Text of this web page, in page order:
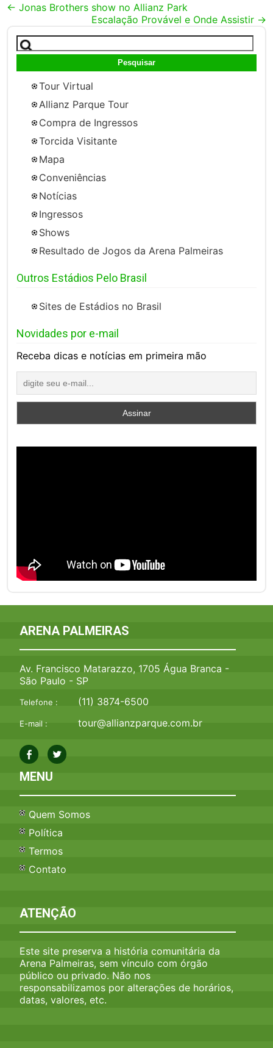
Post
← Jonas Brothers show no Allianz Park
Escalação Provável e Onde Assistir →
Pesquisar
por:
Tour Virtual
Allianz Parque Tour
Compra de Ingressos
Torcida Visitante
Mapa
Conveniências
Notícias
Ingressos
Shows
Resultado de Jogos da Arena Palmeiras
Outros Estádios Pelo Brasil
Sites de Estádios no Brasil
Novidades por e-mail
Receba dicas e notícias em primeira mão
ARENA PALMEIRAS
Av. Francisco Matarazzo, 1705 Água Branca -
São Paulo - SP
Telefone : (11) 3874-6500
E-mail : tour@allianzparque.com.br
MENU
Quem Somos
Política
Termos
Contato
ATENÇÃO
Este site preserva a história comunitária da
Arena Palmeiras, sem vínculo com órgão
público ou privado. Não nos
responsabilizamos por alterações de horários,
datas, valores, etc.